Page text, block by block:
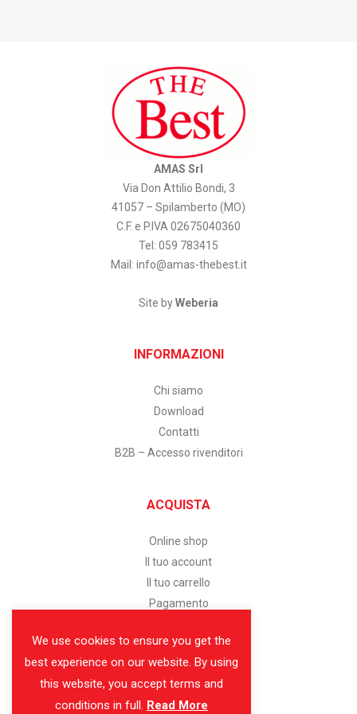
AMAS Srl
Via Don Attilio Bondi, 3
41057 – Spilamberto (MO)
C.F. e P.IVA 02675040360
Tel: 059 783415
Mail: info@amas-thebest.it
Site byWeberia
INFORMAZIONI
Chi siamo
Download
Contatti
B2B – Accesso rivenditori
ACQUISTA
Online shop
Il tuo account
Il tuo carrello
Pagamento
SERVIZIO CLIENTI
Assistenza clienti
We use cookies to ensure you get the
best experience on our website. By using
this website, you accept terms and
conditions in full. Read More